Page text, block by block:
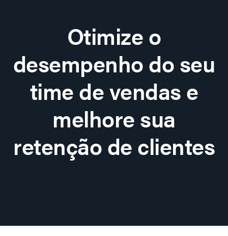
Otimize o
desempenho do seu
time de vendas e
melhore sua
retenção de clientes